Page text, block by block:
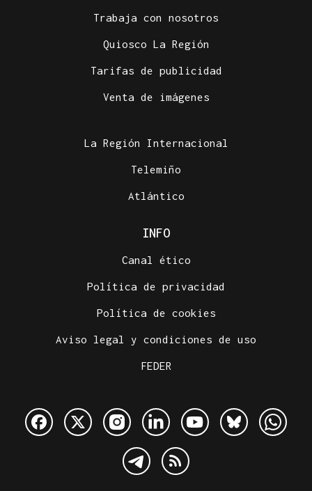
Trabaja con nosotros
Quiosco La Región
Tarifas de publicidad
Venta de imágenes
La Región Internacional
Telemiño
Atlántico
INFO
Canal ético
Política de privacidad
Política de cookies
Aviso legal y condiciones de uso
FEDER